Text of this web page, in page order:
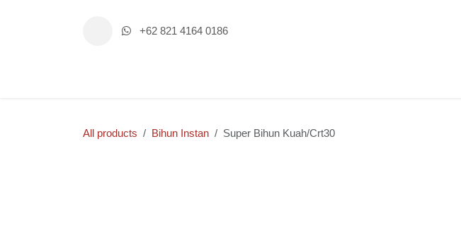
+62 821 4164 0186
All products Bihun Instan Super Bihun Kuah/Crt30